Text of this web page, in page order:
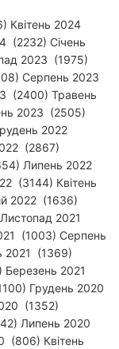
Квітень 2024
(2232) Січень
2023 (1975)
Серпень 2023
(2400) Травень
2023 (2505)
2022
(2867)
Липень 2022
(3144) Квітень
2022 (1636)
2021
(1003) Серпень
2021 (1369)
2021
Грудень 2020
(1352)
Липень 2020
(806) Квітень